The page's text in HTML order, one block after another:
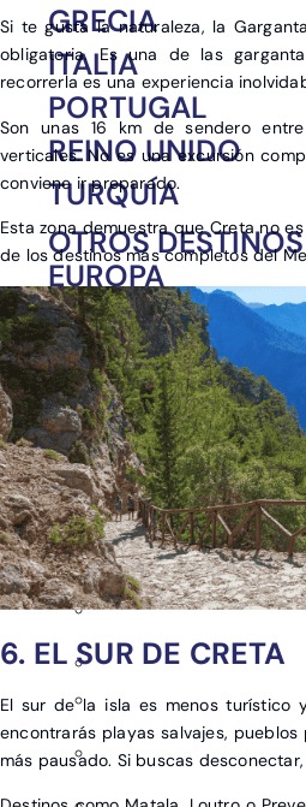
GRECIA
ITALIA
PORTUGAL
REINO UNIDO
TURQUÍA
OTROS
EUROPA
Albania
Bélgica
Eslovenia
Hungría
Países Bajos
Polonia
República Checa
Si te gusta la naturaleza, la
obligatoria. Es una de las
recorrerla es una experiencia
Son unas 16 km de sendero
verticales. No es una excursión
conviene ir preparado.
Esta zona demuestra que Creta no
de los destinos más completos del
6. EL SUR DE CRETA
El sur de la isla es menos turístico
encontrarás playas salvajes,
más pausado. Si buscas